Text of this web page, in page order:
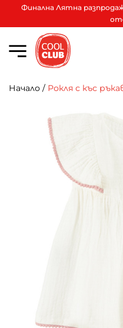
Финална Лятна
Начало / Рокля с къс